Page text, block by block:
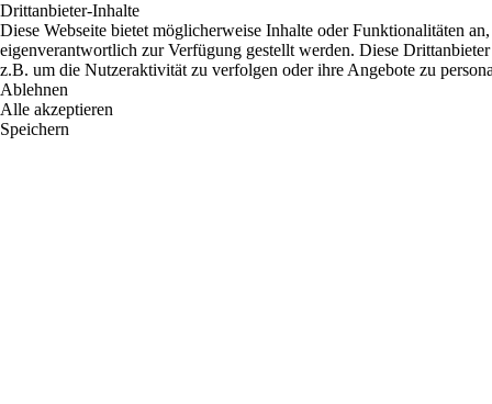
Drittanbieter-Inhalte
Diese Webseite bietet möglicherweise Inhalte oder Funktionalitäten
eigenverantwortlich zur Verfügung gestellt werden. Diese
z.B. um die Nutzeraktivität zu verfolgen oder ihre Angebote zu
Ablehnen
Alle akzeptieren
Speichern